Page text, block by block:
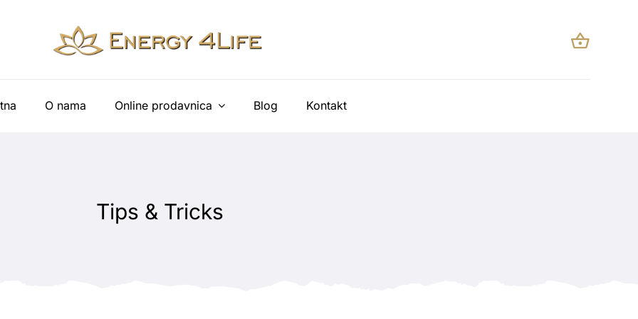
O nama Online prodavnica Blog Kontakt
Tips & Tricks